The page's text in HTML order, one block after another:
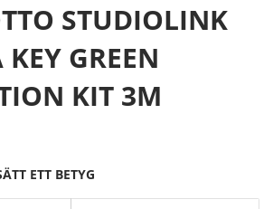
STUDIOLINK
GREEN
KIT 3M
ETT BETYG